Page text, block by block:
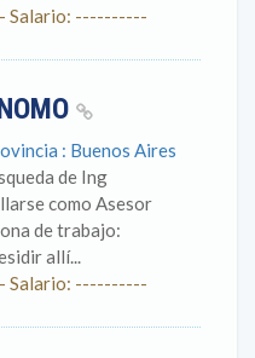
Salario: ----------
: Buenos Aires
de Ing
como Asesor
de trabajo:
allí...
Salario: ----------